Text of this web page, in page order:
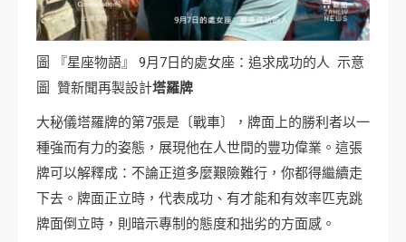
圖 『星座物語』 9月7日的處女座：追求成功的人 示意
圖 贊新聞再製設計塔羅牌
大秘儀塔羅牌的第7張是〔戰車〕，牌面上的勝利者以一
種強而有力的姿態，展現他在人世間的豐功偉業。這張
牌可以解釋成：不論正道多麼艱險難行，你都得繼續走
下去。牌面正立時，代表成功、有才能和有效率匹克跳
牌面倒立時，則暗示專制的態度和拙劣的方面感。